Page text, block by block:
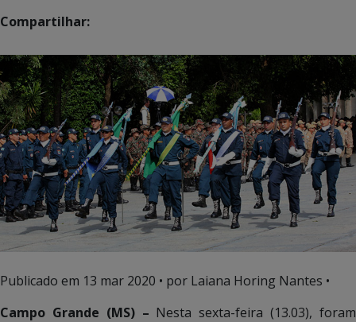
Compartilhar:
Publicado em 13 mar 2020 • por Laiana Horing Nantes •
Campo Grande (MS) – Nesta sexta-feira (13.03), foram